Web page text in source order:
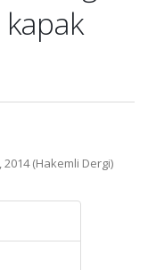
2014 (Hakemli Dergi)